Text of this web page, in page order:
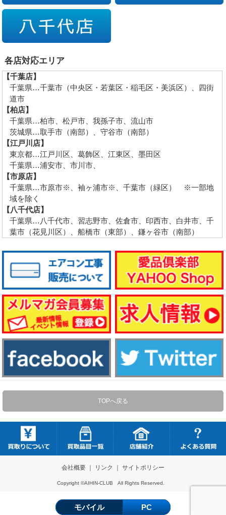
各店対応エリア
【千葉店】
千葉県…千葉市（中央区・若葉区・稲毛区・美浜区）、四街
道市
【柏店】
千葉県…柏市、松戸市、我孫子市、流山市
茨城県…取手市（南部）、守谷市（南部）
【江戸川店】
東京都…江戸川区、葛飾区、江東区、墨田区
千葉県…浦安市、市川市、
【市原店】
千葉県…市原市※、袖ヶ浦市※、千葉市（緑区） ※一部地
域を除く
【八千代店】
千葉県…八千代市、習志野市、佐倉市、印西市、白井市、千
葉市（花見川区）、船橋市（東部）、鎌ヶ谷市（南部）
TOPへ戻る
会社概要｜ リンク ｜ サイトポリシー
Copyright ©AIHIN-CLUB All Rights Reserved.
モバイル PC